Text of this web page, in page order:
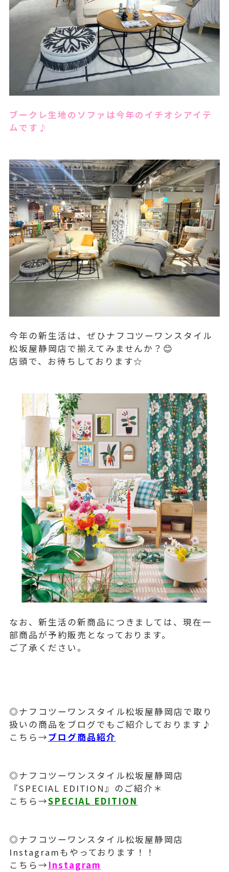
ブークレ生地のソファは今年のイチオシアイテ
ムです♪
今年の新生活は、ぜひナフコツーワンスタイル
松坂屋静岡店で揃えてみませんか？😊
店頭で、お待ちしております☆
なお、新生活の新商品につきましては、現在一
部商品が予約販売となっております。
ご了承ください。
◎ナフコツーワンスタイル松坂屋静岡店で取り
扱いの商品をブログでもご紹介しております♪
こちら→ブログ商品紹介
◎ナフコツーワンスタイル松坂屋静岡店
『SPECIAL EDITION』のご紹介＊
こちら→SPECIAL EDITION
◎ナフコツーワンスタイル松坂屋静岡店
Instagramもやっております！！
こちら→ Instagram